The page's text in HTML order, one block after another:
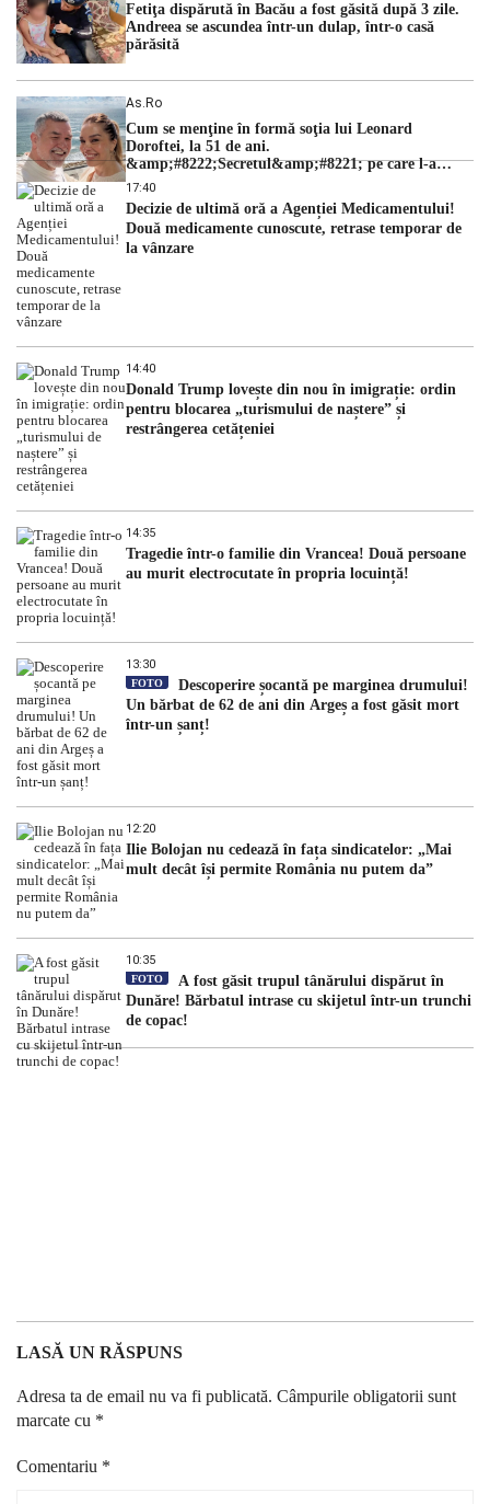
Fetiţa dispărută în Bacău a fost găsită după 3 zile.
Andreea se ascundea într-un dulap, într-o casă
părăsită
As.ro
Cum se menţine în formă soţia lui Leonard
Doroftei, la 51 de ani.
&amp;#8222;Secretul&amp;#8221; pe care l-a
dezvăluit
17:40
Decizie de ultimă oră a Agenției Medicamentului!
Două medicamente cunoscute, retrase temporar de
la vânzare
14:40
Donald Trump lovește din nou în imigrație: ordin
pentru blocarea „turismului de naștere” și
restrângerea cetățeniei
14:35
Tragedie într-o familie din Vrancea! Două persoane
au murit electrocutate în propria locuință!
13:30
FOTO
Descoperire șocantă pe marginea drumului!
Un bărbat de 62 de ani din Argeș a fost găsit mort
într-un șanț!
12:20
Ilie Bolojan nu cedează în fața sindicatelor: „Mai
mult decât își permite România nu putem da”
10:35
FOTO
A fost găsit trupul tânărului dispărut în
Dunăre! Bărbatul intrase cu skijetul într-un trunchi
de copac!
LASĂ UN RĂSPUNS
Adresa ta de email nu va fi publicată. Câmpurile obligatorii sunt
marcate cu *
Comentariu *